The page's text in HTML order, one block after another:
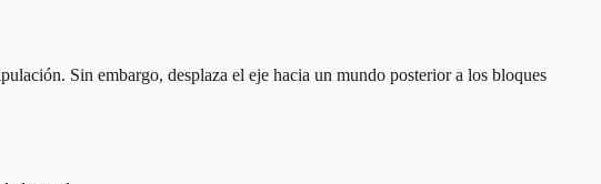
Sin embargo, desplaza el eje hacia un mundo posterior a los bloques